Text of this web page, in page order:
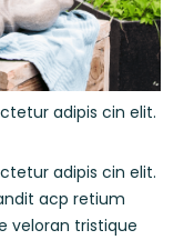
adipis cin elit.
adipis cin elit.
acp retium
veloran tristique